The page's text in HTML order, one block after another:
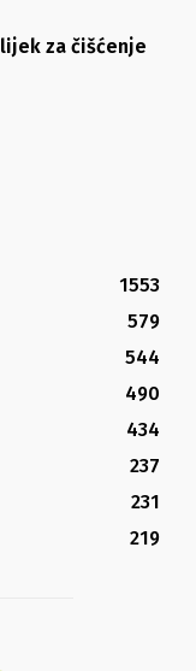
za čišćenje
1553
579
544
490
434
237
231
219